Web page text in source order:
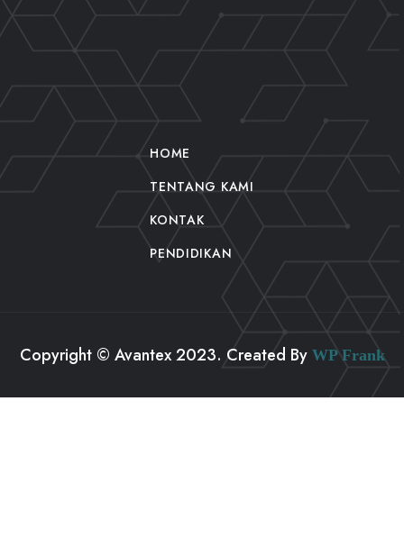
HOME
TENTANG KAMI
KONTAK
PENDIDIKAN
Copyright © Avantex 2023. Created By WP Frank